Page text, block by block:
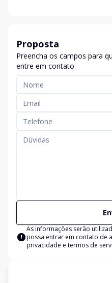
Proposta
Preencha os campos para
entre em contato
As informações serão
possa entrar em contato de
privacidade e termos de